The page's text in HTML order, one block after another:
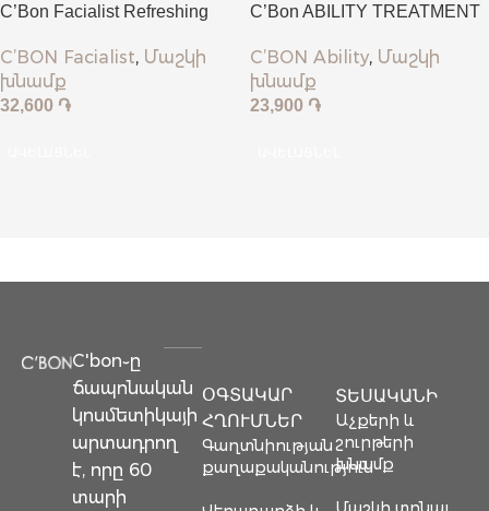
C’Bon Facialist Refreshing
C’BON Facialist, Մաշկի
խնամք
32,600 ֏
C’Bon ABILITY TREATMENT
C’BON Ability, Մաշկի
խնամք
23,900 ֏
C'bon֊ը
ճապոնական
կոսմետիկայի
արտադրող
է, որը 60
տարի
ՕԳՏԱԿԱՐ
ՀՂՈՒՄՆԵՐ
Գաղտնիության
քաղաքականություն
ՏԵՍԱԿԱՆԻ
Աչքերի և
շուրթերի
խնամք